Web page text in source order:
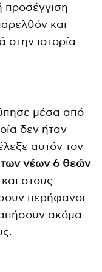
προσέγγιση
και
στην ιστορία
μέσα από
δεν ήταν
αυτόν τον
των νέων 6 θεών
στους
περήφανοι
ακόμα